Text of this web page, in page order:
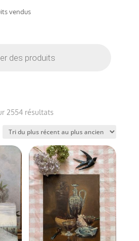
vendus
2554 résultatsTrié
plus
récent
au
plus
ancien